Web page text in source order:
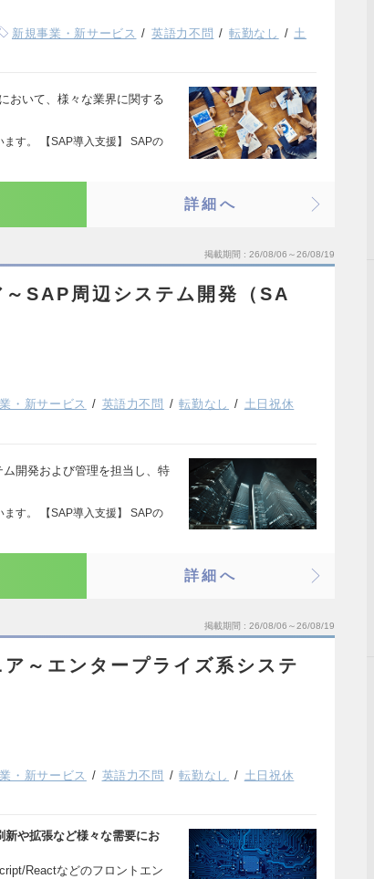
新規事業・新サービス 英語力不問 転勤なし
土
おいて、様々な業界に関する
す。 【SAP導入支援】 SAPの
詳細へ
掲載期間 26/08/06～26/08/19
～SAP周辺システム開発（SA
・新サービス 英語力不問 転勤なし
土日祝休
開発および管理を担当し、特
す。 【SAP導入支援】 SAPの
詳細へ
掲載期間 26/08/06～26/08/19
～エンタープライズ系システ
・新サービス 英語力不問 転勤なし
土日祝休
新や拡張など様々な需要にお
Reactなどのフロントエン